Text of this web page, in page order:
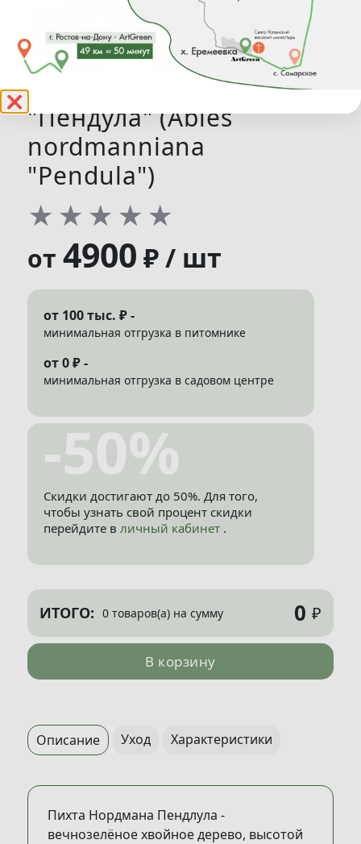
❌ Пихта Нордмана
"Пендула" (Abies
nordmanniana
"Pendula")
★ ★ ★ ★ ★
от4900 ₽ / шт
от 100 тыс. ₽ -
минимальная отгрузка в питомнике
от 0 ₽ -
минимальная отгрузка в садовом центре
-50%
Скидки достигают до 50%. Для того,
чтобы узнать свой процент скидки
перейдите вличный кабинет .
ИТОГО: 0 товаров(а) на сумму 0 ₽
В корзину
Описание Уход Характеристики
Пихта Нордмана Пендлула -
вечнозелёное хвойное дерево, высотой